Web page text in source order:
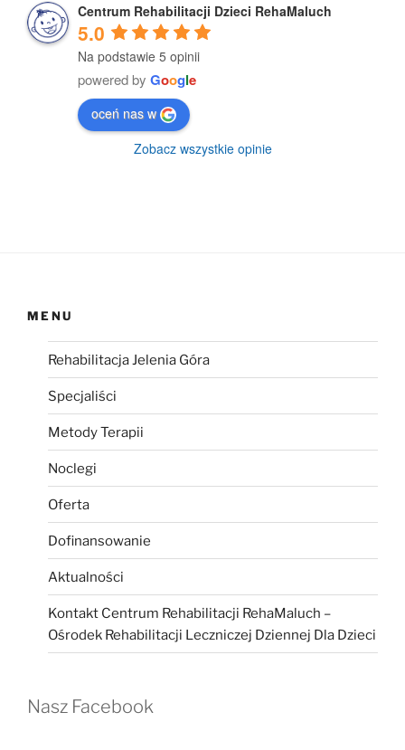
Centrum Rehabilitacji Dzieci RehaMaluch
5.0
Na podstawie 5 opinii
powered by Google
oceń nas w
Zobacz wszystkie opinie
MENU
Rehabilitacja Jelenia Góra
Specjaliści
Metody Terapii
Noclegi
Oferta
Dofinansowanie
Aktualności
Kontakt Centrum Rehabilitacji RehaMaluch –
Ośrodek Rehabilitacji Leczniczej Dziennej Dla Dzieci
Nasz Facebook